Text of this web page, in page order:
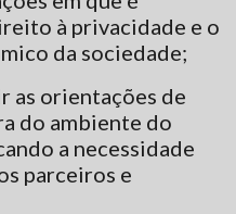
à privacidade e o
da sociedade;
as orientações de
do ambiente do
a necessidade
parceiros e